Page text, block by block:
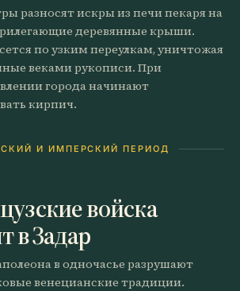
разносят искры из печи пекаря на
деревянные крыши.
по узким переулкам, уничтожая
веками рукописи. При
города начинают
кирпич.
И ИМПЕРСКИЙ ПЕРИОД
войска
в Задар
в одночасье разрушают
венецианские традиции.